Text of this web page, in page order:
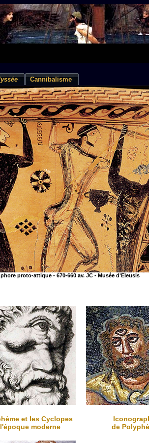
Cannibalisme
proto-attique - 670-660 av. JC - Musée d'Eleusis
et les Cyclopes
moderne
de